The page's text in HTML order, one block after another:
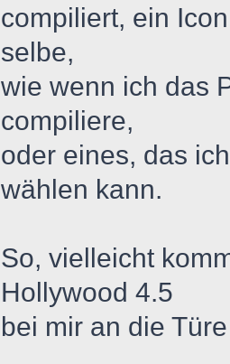
compiliert, ein
selbe,
wie wenn ich das
compiliere,
oder eines, das
wählen kann.
So, vielleicht
Hollywood 4.5
bei mir an die